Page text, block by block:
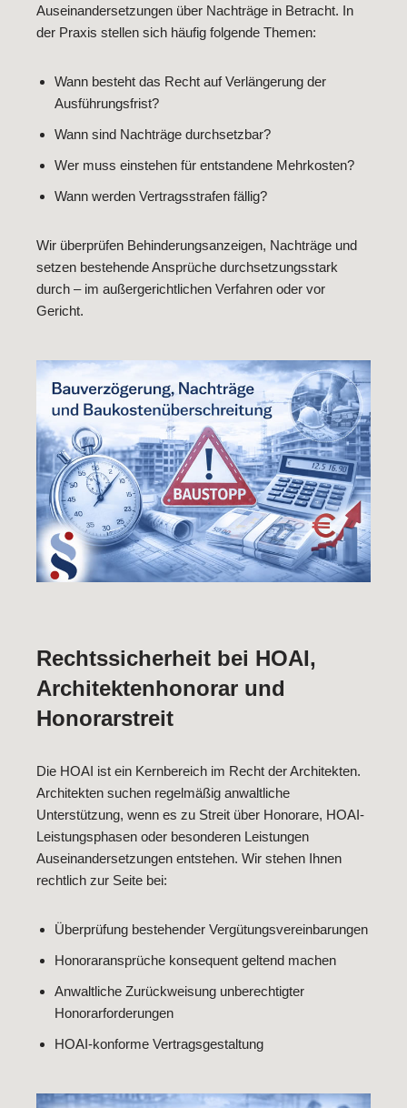
Auseinandersetzungen über Nachträge in Betracht. In
der Praxis stellen sich häufig folgende Themen:
Wann besteht das Recht auf Verlängerung der
Ausführungsfrist?
Wann sind Nachträge durchsetzbar?
Wer muss einstehen für entstandene Mehrkosten?
Wann werden Vertragsstrafen fällig?
Wir überprüfen Behinderungsanzeigen, Nachträge und
setzen bestehende Ansprüche durchsetzungsstark
durch – im außergerichtlichen Verfahren oder vor
Gericht.
Rechtssicherheit bei HOAI,
Architektenhonorar und
Honorarstreit
Die HOAI ist ein Kernbereich im Recht der Architekten.
Architekten suchen regelmäßig anwaltliche
Unterstützung, wenn es zu Streit über Honorare, HOAI-
Leistungsphasen oder besonderen Leistungen
Auseinandersetzungen entstehen. Wir stehen Ihnen
rechtlich zur Seite bei:
Überprüfung bestehender Vergütungsvereinbarungen
Honoraransprüche konsequent geltend machen
Anwaltliche Zurückweisung unberechtigter
Honorarforderungen
HOAI-konforme Vertragsgestaltung